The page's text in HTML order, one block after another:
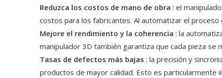
Reduzca los costos de mano de obra : el
costos para los fabricantes. Al automatizar el
Mejore el rendimiento y la coherencia : la
manipulador 3D también garantiza que cada pieza
Tasas de defectos más bajas : la precisión y
productos de mayor calidad. Esto es